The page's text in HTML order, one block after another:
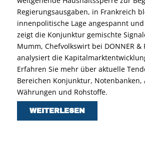
Regierungsausgaben, in Frankreich
innenpolitische Lage angespannt
zeigt die Konjunktur gemischte
Mumm, Chefvolkswirt bei DONNER &
analysiert die
Erfahren Sie mehr über aktuelle
Bereichen Konjunktur, Notenbanken,
Währungen und Rohstoffe.
WEITERLESEN